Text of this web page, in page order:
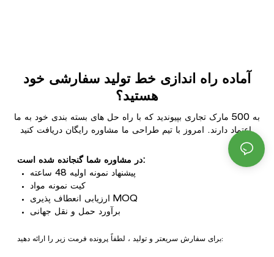
آماده راه اندازی خط تولید سفارشی خود
هستید؟
به 500 مارک تجاری بپیوندید که با راه حل های بسته بندی خود به ما
اعتماد دارند. امروز با تیم طراحی ما مشاوره رایگان دریافت کنید.
در مشاوره شما گنجانده شده است:
پیشنهاد نمونه اولیه 48 ساعته
کیت نمونه مواد
ارزیابی انعطاف پذیری MOQ
برآورد حمل و نقل جهانی
برای سفارش سریعتر و تولید ، لطفاً پرونده فرمت زیر را ارائه دهید: